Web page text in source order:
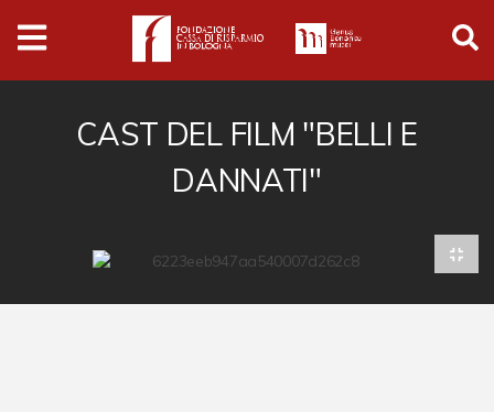
Archivio
Ferrari
Archivio Digitale
Arte e cultura
Musica cinema e spettacolo
CAST DEL FILM "BELLI E
DANNATI"